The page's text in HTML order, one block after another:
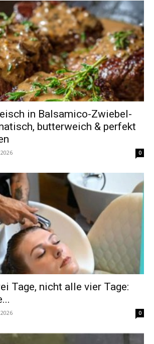
in Balsamico-Zwiebel-
butterweich & perfekt
0
Tage, nicht alle vier Tage:
0